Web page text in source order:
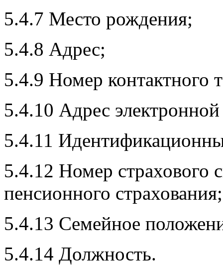
5.4.7 Место рождения;
5.4.8 Адрес;
5.4.9 Номер контактного
5.4.10 Адрес
5.4.11
5.4.12 Номер страхового
пенсионного страхования;
5.4.13 Семейное
5.4.14 Должность.